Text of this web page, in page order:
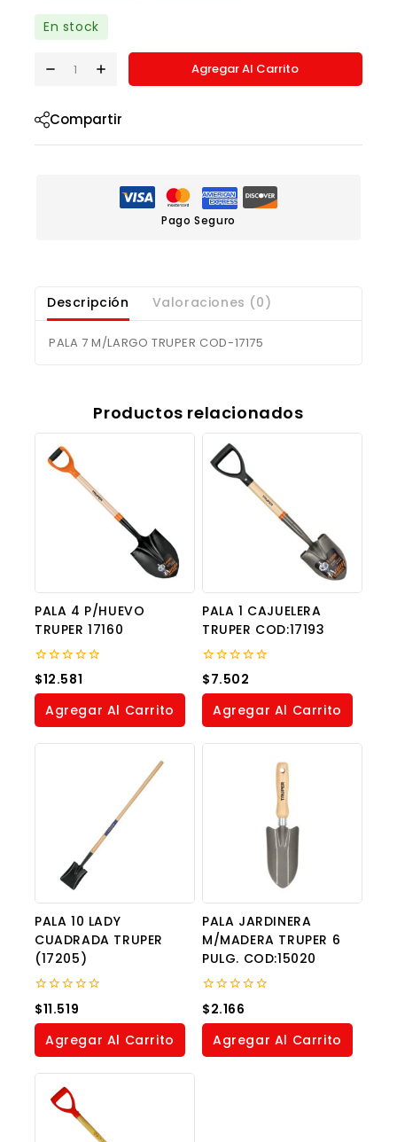
En stock
Agregar Al Carrito
Compartir
Pago Seguro
Descripción Valoraciones (0)
PALA 7 M/LARGO TRUPER COD-17175
Productos relacionados
PALA 4 P/HUEVO
TRUPER 17160
0
out
of
$12.581
Agregar Al Carrito
PALA 1 CAJUELERA
TRUPER COD:17193
0
out
of
$7.502
Agregar Al Carrito
PALA 10 LADY
CUADRADA TRUPER
(17205)
0
out
of
$11.519
Agregar Al Carrito
PALA JARDINERA
M/MADERA TRUPER 6
PULG. COD:15020
0
out
of
$2.166
Agregar Al Carrito